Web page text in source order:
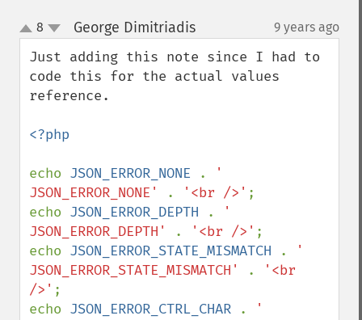
up
down
8 George Dimitriadis¶ 9 years ago
Just adding this note since I had to
code this for the actual values
reference.
<?php
echo JSON_ERROR_NONE .
'
JSON_ERROR_NONE'
. '<br />' ;
echo JSON_ERROR_DEPTH .
'
JSON_ERROR_DEPTH'
. '<br />' ;
echo JSON_ERROR_STATE_MISMATCH .
'
JSON_ERROR_STATE_MISMATCH'
.
'<br
/>' ;
echo JSON_ERROR_CTRL_CHAR . '